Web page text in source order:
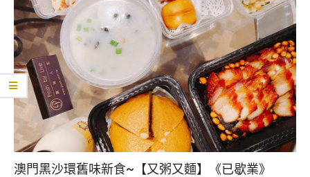
澳門黑沙環舊味新食~【又粥又麵】《已歇業》